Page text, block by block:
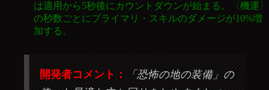
は適用から5秒後にカウントダウンが始まる。〈機運〉
の秒数ごとにプライマリ・スキルのダメージが10%増
加する。
開発者コメント：
「恐怖の地の装備」の